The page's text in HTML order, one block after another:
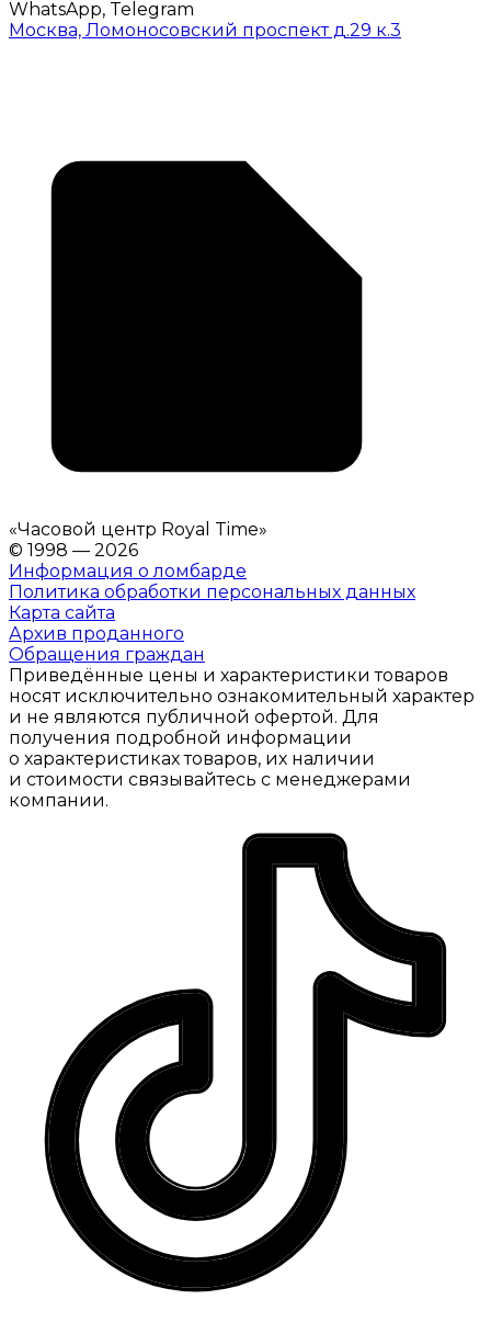
WhatsApp, Telegram
Москва, Ломоносовский проспект д.29 к.3
«Часовой центр Royal Time»
© 1998 — 2026
Информация о ломбарде
Политика обработки персональных данных
Карта сайта
Архив проданного
Обращения граждан
Приведённые цены и характеристики товаров
носят исключительно ознакомительный характер
и не являются публичной офертой. Для
получения подробной информации
о характеристиках товаров, их наличии
и стоимости связывайтесь с менеджерами
компании.